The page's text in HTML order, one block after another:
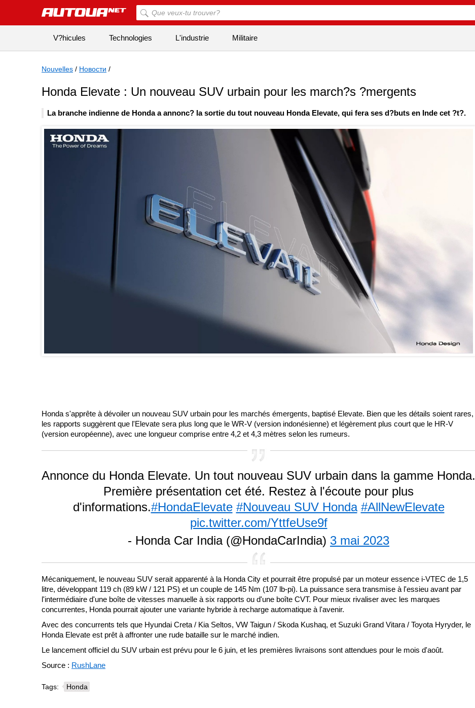
V?hicules Technologies L'industrie Militaire
Nouvelles / Новости /
Honda Elevate : Un nouveau SUV urbain pour les march?s ?mergents
La branche indienne de Honda a annonc? la sortie du tout nouveau Honda Elevate, qui fera ses d?buts en Inde cet ?t?.
Honda s'apprête à dévoiler un nouveau SUV urbain pour les marchés émergents, baptisé Elevate. Bien que les détails soient rares,
les rapports suggèrent que l'Elevate sera plus long que le WR-V (version indonésienne) et légèrement plus court que le HR-V
(version européenne), avec une longueur comprise entre 4,2 et 4,3 mètres selon les rumeurs.
Annonce du Honda Elevate. Un tout nouveau SUV urbain dans la gamme Honda.
Première présentation cet été. Restez à l'écoute pour plus
d'informations.#HondaElevate #Nouveau SUV Honda #AllNewElevate
pic.twitter.com/YttfeUse9f
- Honda Car India (@HondaCarIndia) 3 mai 2023
Mécaniquement, le nouveau SUV serait apparenté à la Honda City et pourrait être propulsé par un moteur essence i-VTEC de 1,5
litre, développant 119 ch (89 kW / 121 PS) et un couple de 145 Nm (107 lb-pi). La puissance sera transmise à l'essieu avant par
l'intermédiaire d'une boîte de vitesses manuelle à six rapports ou d'une boîte CVT. Pour mieux rivaliser avec les marques
concurrentes, Honda pourrait ajouter une variante hybride à recharge automatique à l'avenir.
Avec des concurrents tels que Hyundai Creta / Kia Seltos, VW Taigun / Skoda Kushaq, et Suzuki Grand Vitara / Toyota Hyryder, le
Honda Elevate est prêt à affronter une rude bataille sur le marché indien.
Le lancement officiel du SUV urbain est prévu pour le 6 juin, et les premières livraisons sont attendues pour le mois d'août.
Source : RushLane
Tags: Honda